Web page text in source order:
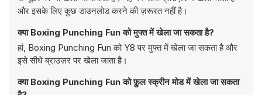
और इसके लिए कुछ डाउनलोड करने की ज़रूरत नहीं है।
क्या Boxing Punching Fun को मुफ्त में खेला जा सकता है?
हां, Boxing Punching Fun को Y8 पर मुफ्त में खेला जा सकता है और
इसे सीधे ब्राउज़र पर खेला जाता है।
क्या Boxing Punching Fun को फ़ुल स्क्रीन मोड में खेला जा सकता